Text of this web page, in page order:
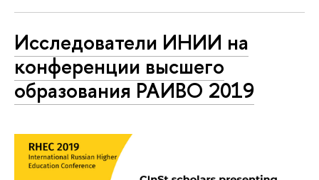
Исследователи ИНИИ на
конференции высшего
образования РАИВО 2019